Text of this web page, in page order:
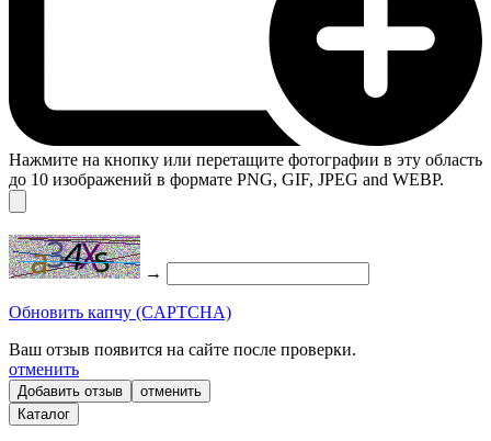
Нажмите на кнопку или перетащите фотографии в эту область
до 10 изображений в формате PNG, GIF, JPEG and WEBP.
→
Обновить капчу (CAPTCHA)
Ваш отзыв появится на сайте после проверки.
отменить
отменить
Каталог